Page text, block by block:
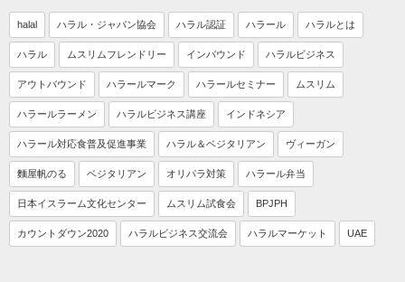
halal ハラル・ジャパン協会 ハラル認証 ハラール ハラルとは
ハラル ムスリムフレンドリー インバウンド ハラルビジネス
アウトバウンド ハラールマーク ハラールセミナー ムスリム
ハラールラーメン ハラルビジネス講座 インドネシア
ハラール対応食普及促進事業 ハラル＆ベジタリアン ヴィーガン
麵屋帆のる ベジタリアン オリパラ対策 ハラール弁当
日本イスラーム文化センター ムスリム試食会 BPJPH
カウントダウン2020 ハラルビジネス交流会 ハラルマーケット UAE